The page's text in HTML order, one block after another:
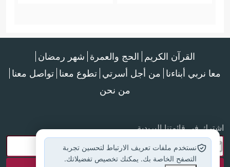
القرآن الكريم الحج والعمرة شهر رمضان
معا نربي أبناءنا من أجل أسرتي تطوع معنا تواصل معنا
من نحن
اشترك في قائمتنا البريدية
نستخدم ملفات تعريف الارتباط لتحسين تجربة
التصفح الخاصة بك. يمكنك تخصيص تفضيلاتك.